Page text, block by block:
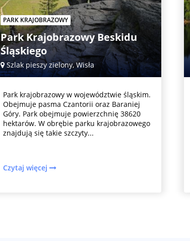
PARK KRAJOBRAZOWY
Park Krajobrazowy Beskidu
Śląskiego
Szlak pieszy zielony, Wisła
Park krajobrazowy w województwie śląskim.
Obejmuje pasma Czantorii oraz Baraniej
Góry. Park obejmuje powierzchnię 38620
hektarów. W obrębie parku krajobrazowego
znajdują się takie szczyty...
Czytaj więcej